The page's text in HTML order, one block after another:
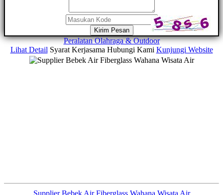
Kirim Pesan
Peralatan Olahraga & Outdoor
Lihat Detail Syarat Kerjasama Hubungi Kami Kunjungi Website
Supplier Bebek Air Fiberglass Wahana Wisata Air